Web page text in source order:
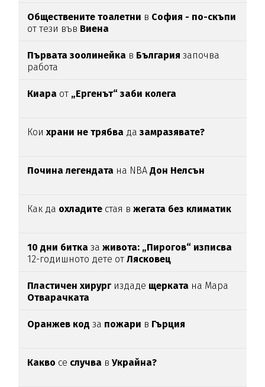
Обществените тоалетни в София - по-скъпи
от тези във Виена
Първата зоолинейка в Българиязапочва
работа
Киара от „Ергенът“ заби колега
Коихрани не трябва дазамразявате?
Почина легендата на NBAДон Нелсън
Как да охладите стая вжегата без климатик
10 дни битка за живота: „Пирогов“ изписва
12-годишното дете отЛясковец
Пластичен хирург издаде щерката на Мара
Отварачката
Оранжев код за пожари в Гърция
Какво се случва вУкрайна?